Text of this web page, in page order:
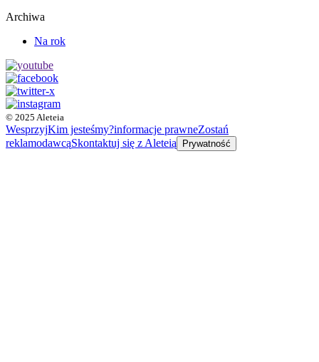
Archiwa
Na rok
© 2025 Aleteia
WesprzyjKim jesteśmy?informacje prawneZostań
reklamodawcąSkontaktuj się z Aleteią Prywatność